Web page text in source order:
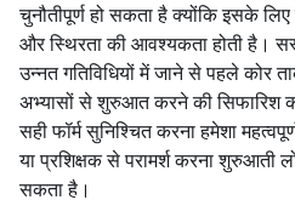
चुनौतीपूर्ण हो सकता है क्योंकि इसके
और स्थिरता की आवश्यकता होती है।
उन्नत गतिविधियों में जाने से पहले कोर
अभ्यासों से शुरुआत करने की सिफारिश
सही फॉर्म सुनिश्चित करना हमेशा
या प्रशिक्षक से परामर्श करना शुरुआती
सकता है।